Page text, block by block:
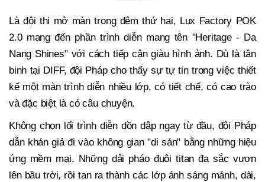
Là đội thi mở màn trong đêm thứ hai, Lux Factory POK
2.0 mang đến phần trình diễn mang tên "Heritage - Da
Nang Shines" với cách tiếp cận giàu hình ảnh. Dù là tân
binh tại DIFF, đội Pháp cho thấy sự tự tin trong việc thiết
kế một màn trình diễn nhiều lớp, có tiết chế, có cao trào
và đặc biệt là có câu chuyện.
Không chọn lối trình diễn dồn dập ngay từ đầu, đội Pháp
dẫn khán giả đi vào không gian "di sản" bằng những hiệu
ứng mềm mại. Những dải pháo đuôi titan đa sắc vươn
lên bầu trời, rồi tan ra thành các lớp ánh sáng mảnh, dài,